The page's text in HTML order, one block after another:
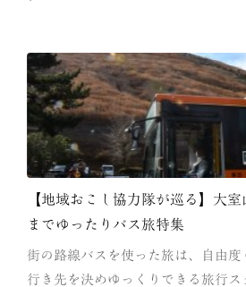
西伊豆
南伊豆
北伊豆
中伊豆
CATEGORY
海 岬
【地域おこし協力隊が巡る】大
までゆったりバス旅特集
街の路線バスを使った旅は、自由度
行き先を決めゆっくりできる旅行